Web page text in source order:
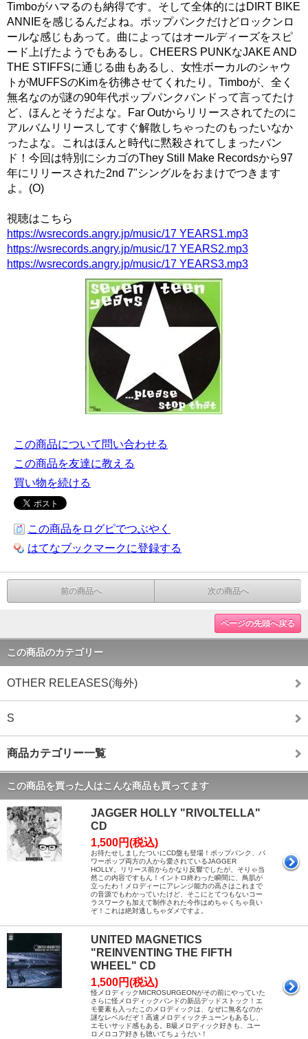
Timboがハマるのも納得です。そして全体的にはDIRT BIKE
ANNIEを感じるんだよね。ポップパンクだけどロックンロ
ールな感じもあって。曲によってはオールディーズをスピ
ード上げたようでもあるし。CHEERS PUNKなJAKE AND
THE STIFFSに通じる曲もあるし、女性ボーカルのシャウ
トがMUFFSのKimを彷彿させてくれたり。Timboが、全く
無名なのが謎の90年代ポップパンクバンドって言ってたけ
ど、ほんとそうだよな。Far Outからリリースされてたのに
アルバムリリースしてすぐ解散しちゃったのもったいなか
ったよな。これはほんと時代に黙殺されてしまったバン
ド！今回は特別にシカゴのThey Still Make Recordsから97
年にリリースされた2nd 7"シングルをおまけでつきます
よ。(O)
視聴はこちら
https://wsrecords.angry.jp/music/17 YEARS1.mp3
https://wsrecords.angry.jp/music/17 YEARS2.mp3
https://wsrecords.angry.jp/music/17 YEARS3.mp3
この商品について問い合わせる
この商品を友達に教える
買い物を続ける
この商品をログピでつぶやく
はてなブックマークに登録する
前の商品へ 次の商品へ
ページの先頭へ戻る
この商品のカテゴリー
OTHER RELEASES(海外)
S
商品カテゴリー一覧
この商品を買った人はこんな商品も買ってます
JAGGER HOLLY "RIVOLTELLA"
CD
1,500円(税込)
お待たせしましたついにCD盤も登場！ポップパンク、パ
ワーポップ両方の人から愛されているJAGGER
HOLLY。リリース前からかなり反響でしたが、そりゃ当
然この内容ですもん！イントロ終わった瞬間に、鳥肌が
立ったわ！メロディーにアレンジ能力の高さはこれまで
の音源でもわかっていたけど、そこにとてつもないコー
ラスワークも加えて制作された今作はめちゃくちゃ良い
ぞ！これは絶対逃しちゃダメですよ。
UNITED MAGNETICS
"REINVENTING THE FIFTH
WHEEL" CD
1,500円(税込)
怪メロディックMICROSURGEONがその前にやっていた
さらに怪メロディックバンドの新品デッドストック！エ
モ要素も入ったこのメロディックは、なぜに無名なのか
謎なレベルだぞ！高速メロディックチューンもあるし、
エモいサッド感もある。B級メロディック好きも、ユー
ロメロコア好きも聴いてちょうだい！